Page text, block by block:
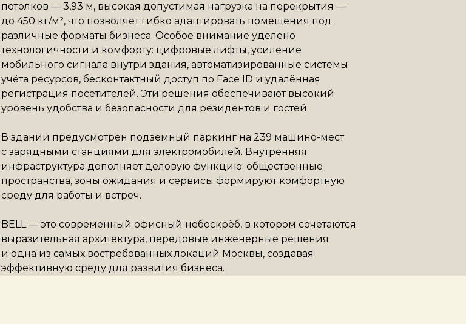
потолков — 3,93 м, высокая допустимая нагрузка на перекрытия —
до 450 кг/м², что позволяет гибко адаптировать помещения под
различные форматы бизнеса. Особое внимание уделено
технологичности и комфорту: цифровые лифты, усиление
мобильного сигнала внутри здания, автоматизированные системы
учёта ресурсов, бесконтактный доступ по Face ID и удалённая
регистрация посетителей. Эти решения обеспечивают высокий
уровень удобства и безопасности для резидентов и гостей.
В здании предусмотрен подземный паркинг на 239 машино-мест
с зарядными станциями для электромобилей. Внутренняя
инфраструктура дополняет деловую функцию: общественные
пространства, зоны ожидания и сервисы формируют комфортную
среду для работы и встреч.
BELL — это современный офисный небоскрёб, в котором сочетаются
выразительная архитектура, передовые инженерные решения
и одна из самых востребованных локаций Москвы, создавая
эффективную среду для развития бизнеса.